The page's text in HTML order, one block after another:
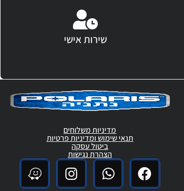
שירות אישי
מדיניות משלוחים
תנאי שימוש ומדיניות פרטיות
ביטול עסקה
הצהרת נגישות